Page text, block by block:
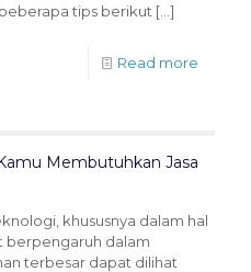
tips berikut […]
Read more
Membutuhkan Jasa
khususnya dalam hal
berpengaruh dalam
terbesar dapat dilihat